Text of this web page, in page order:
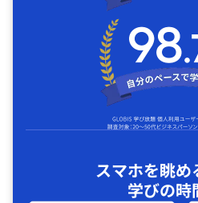
スマホを眺め
学びの時